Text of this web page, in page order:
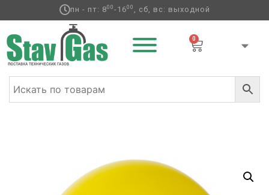
пн - пт: 800-1600 , сб, вс: выходной
0